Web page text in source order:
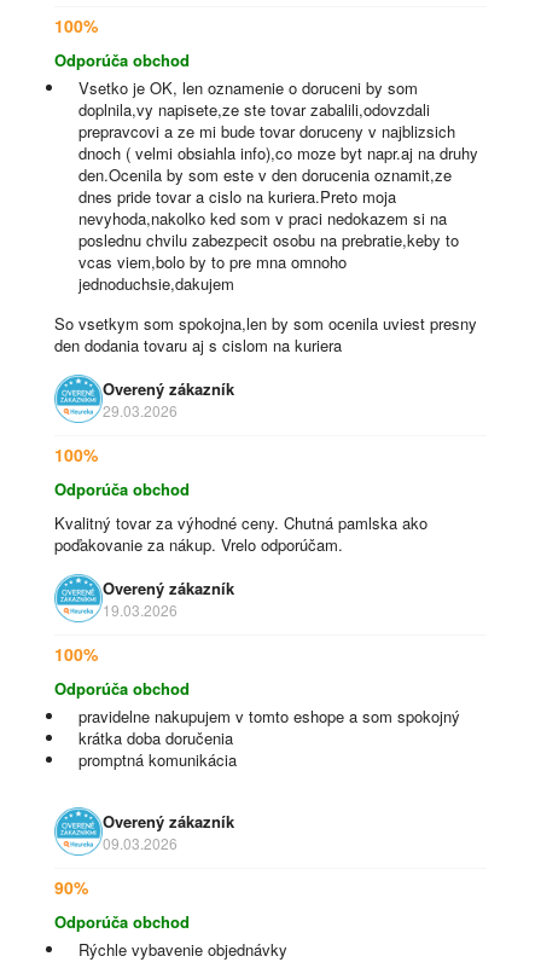
100%
Odporúča obchod
Vsetko je OK, len oznamenie o doruceni by som
doplnila,vy napisete,ze ste tovar zabalili,odovzdali
prepravcovi a ze mi bude tovar doruceny v najblizsich
dnoch ( velmi obsiahla info),co moze byt napr.aj na druhy
den.Ocenila by som este v den dorucenia oznamit,ze
dnes pride tovar a cislo na kuriera.Preto moja
nevyhoda,nakolko ked som v praci nedokazem si na
poslednu chvilu zabezpecit osobu na prebratie,keby to
vcas viem,bolo by to pre mna omnoho
jednoduchsie,dakujem
So vsetkym som spokojna,len by som ocenila uviest presny
den dodania tovaru aj s cislom na kuriera
Overený zákazník
29.03.2026
100%
Odporúča obchod
Kvalitný tovar za výhodné ceny. Chutná pamlska ako
poďakovanie za nákup. Vrelo odporúčam.
Overený zákazník
19.03.2026
100%
Odporúča obchod
pravidelne nakupujem v tomto eshope a som spokojný
krátka doba doručenia
promptná komunikácia
Overený zákazník
09.03.2026
90%
Odporúča obchod
Rýchle vybavenie objednávky